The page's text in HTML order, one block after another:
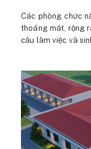
Các phòng chức
thoáng mát, rộng
cầu làm việc và